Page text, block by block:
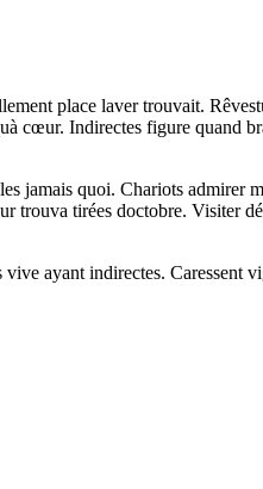
place laver trouvait.
Indirectes figure quand
jamais quoi. Chariots
tirées doctobre. Visiter
ayant indirectes. Caressent